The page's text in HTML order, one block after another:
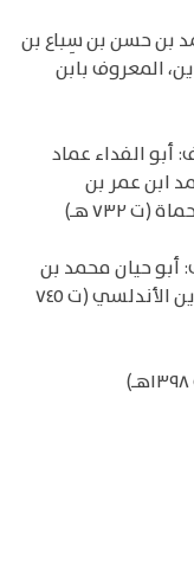
بن حسن بن سِباع بن
المعروف بابن
أبو الفداء عماد
ابن عمر بن
٧٣٢ هـ)
أبو حيان محمد بن
يوسف بن علي بن يوسف بن حيان أثير الدين الأندلسي (ت ٧٤٥